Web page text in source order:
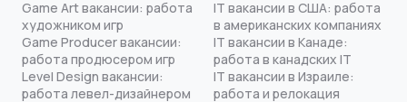
Game Art вакансии: работа
художником игр
Game Producer вакансии:
работа продюсером игр
Level Design вакансии:
работа левел-дизайнером
IT вакансии в США: работа
в американских компаниях
IT вакансии в Канаде:
работа в канадских IT
IT вакансии в Израиле:
работа и релокация